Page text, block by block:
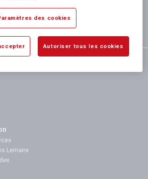
12h
Lemaire
des cookies
Autoriser tous les cookies